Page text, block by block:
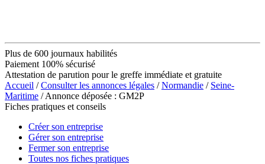
Plus de 600 journaux habilités
Paiement 100% sécurisé
Attestation de parution pour le greffe immédiate et gratuite
Accueil /Consulter les annonces légales /Normandie / Seine-
Maritime / Annonce déposée : GM2P
Fiches pratiques et conseils
Créer son entreprise
Gérer son entreprise
Fermer son entreprise
Toutes nos fiches pratiques